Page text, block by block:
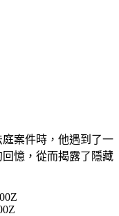
案件時，他遇到了一
憶，從而揭露了隱藏